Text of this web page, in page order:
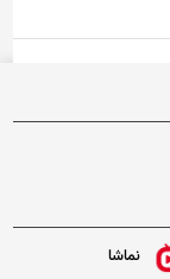
نماشا